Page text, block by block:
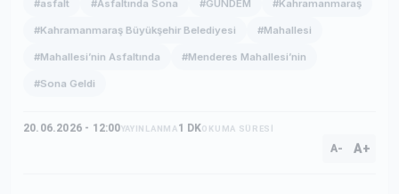
#Mahallesi’nin Asfaltında #Menderes Mahallesi’nin